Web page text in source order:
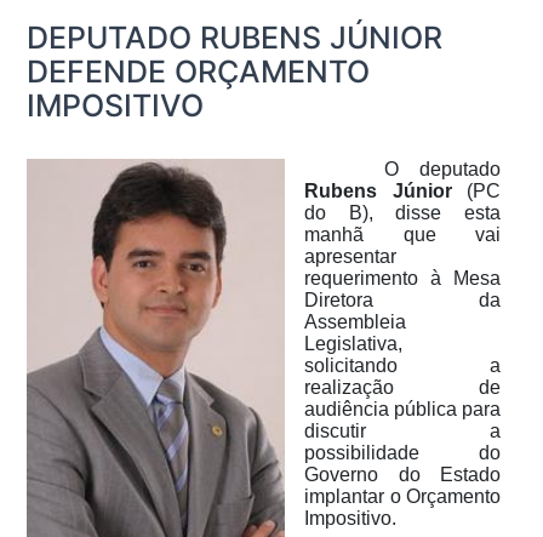
DEPUTADO RUBENS JÚNIOR
DEFENDE ORÇAMENTO
IMPOSITIVO
O deputado
Rubens Júnior(PC
do B), disse esta
manhã que vai
apresentar
requerimento à Mesa
Diretora da
Assembleia
Legislativa,
solicitando a
realização de
audiência pública para
discutir a
possibilidade do
Governo do Estado
implantar o Orçamento
Impositivo.